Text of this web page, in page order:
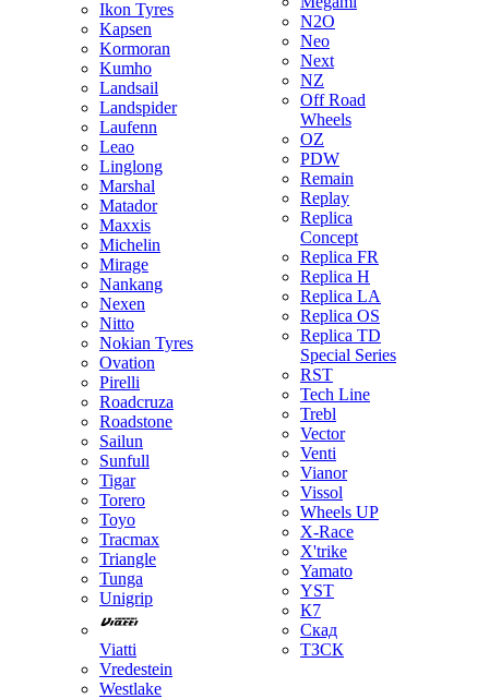
Ikon Tyres
Kapsen
Kormoran
Kumho
Landsail
Landspider
Laufenn
Leao
Linglong
Marshal
Matador
Maxxis
Michelin
Mirage
Nankang
Nexen
Nitto
Nokian Tyres
Ovation
Pirelli
Roadcruza
Roadstone
Sailun
Sunfull
Tigar
Torero
Toyo
Tracmax
Triangle
Tunga
Unigrip
Viatti
Vredestein
Westlake
N2O
Neo
Next
NZ
Off Road
Wheels
OZ
PDW
Remain
Replay
Replica
Concept
Replica FR
Replica H
Replica LA
Replica OS
Replica TD
Special Series
RST
Tech Line
Trebl
Vector
Venti
Vianor
Vissol
Wheels UP
X-Race
X'trike
Yamato
YST
К7
Скад
ТЗСК